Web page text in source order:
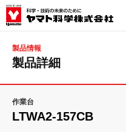
製品情報
製品詳細
作業台
LTWA2-157CB